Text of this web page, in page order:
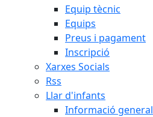
Equip tècnic
Equips
Preus i pagament
Inscripció
Xarxes Socials
Rss
Llar d'infants
Informació general